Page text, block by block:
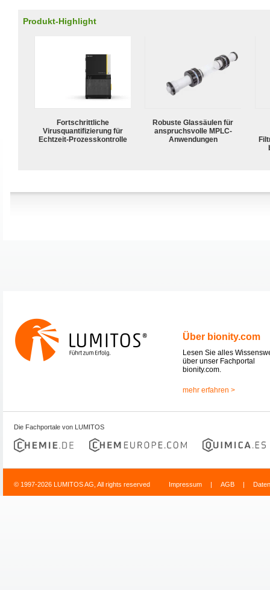
Produkt-Highlight
Fortschrittliche
Virusquantifizierung für
Echtzeit-Prozesskontrolle
Robuste Glassäulen für
anspruchsvolle MPLC-
Anwendungen
Über bionity.com
Lesen Sie alles
über unser Fachportal
bionity.com.
mehr erfahren >
Die Fachportale von LUMITOS
© 1997-2026 LUMITOS AG, All rights reserved Impressum | AGB |